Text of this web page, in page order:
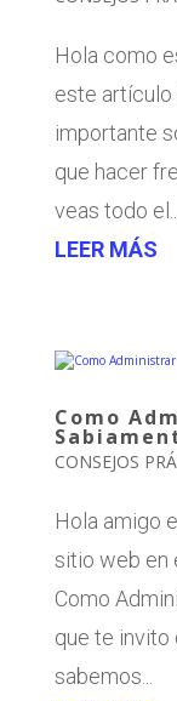
Hola como
este artículo
importante
que hacer
veas todo el...
LEER MÁS
Como
CONSEJOS
Hola amigo
sitio web en
Como
que te invito
sabemos...